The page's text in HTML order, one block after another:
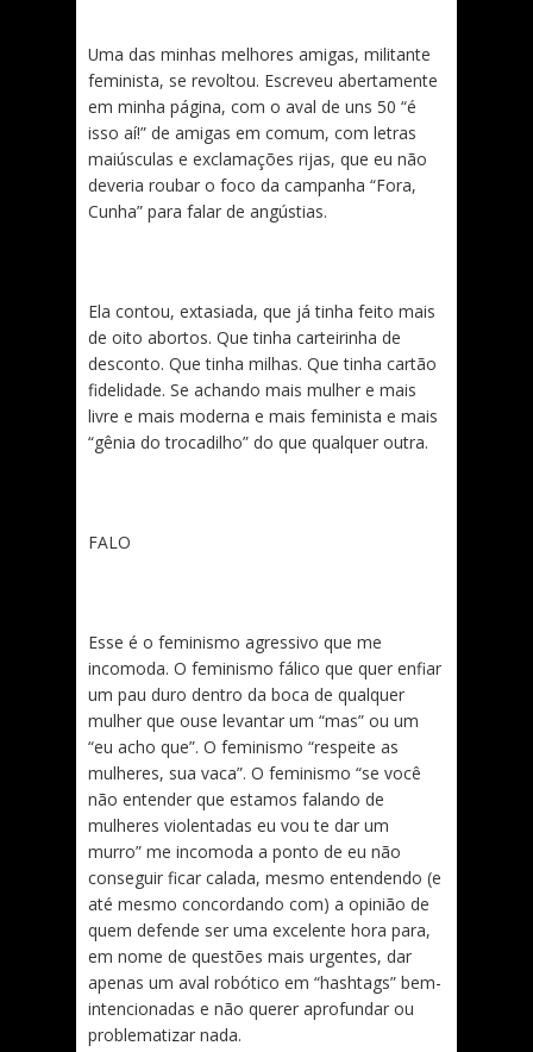
Uma das minhas melhores amigas, militante
feminista, se revoltou. Escreveu abertamente
em minha página, com o aval de uns 50 “é
isso aí!” de amigas em comum, com letras
maiúsculas e exclamações rijas, que eu não
deveria roubar o foco da campanha “Fora,
Cunha” para falar de angústias.
Ela contou, extasiada, que já tinha feito mais
de oito abortos. Que tinha carteirinha de
desconto. Que tinha milhas. Que tinha cartão
fidelidade. Se achando mais mulher e mais
livre e mais moderna e mais feminista e mais
“gênia do trocadilho” do que qualquer outra.
FALO
Esse é o feminismo agressivo que me
incomoda. O feminismo fálico que quer enfiar
um pau duro dentro da boca de qualquer
mulher que ouse levantar um “mas” ou um
“eu acho que”. O feminismo “respeite as
mulheres, sua vaca”. O feminismo “se você
não entender que estamos falando de
mulheres violentadas eu vou te dar um
murro” me incomoda a ponto de eu não
conseguir ficar calada, mesmo entendendo (e
até mesmo concordando com) a opinião de
quem defende ser uma excelente hora para,
em nome de questões mais urgentes, dar
apenas um aval robótico em “hashtags” bem-
intencionadas e não querer aprofundar ou
problematizar nada.